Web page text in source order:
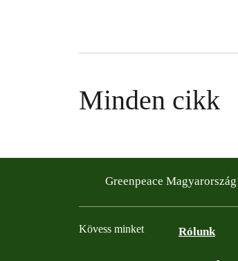
Minden cikk
Greenpeace Magyarország
Kövess minket Rólunk